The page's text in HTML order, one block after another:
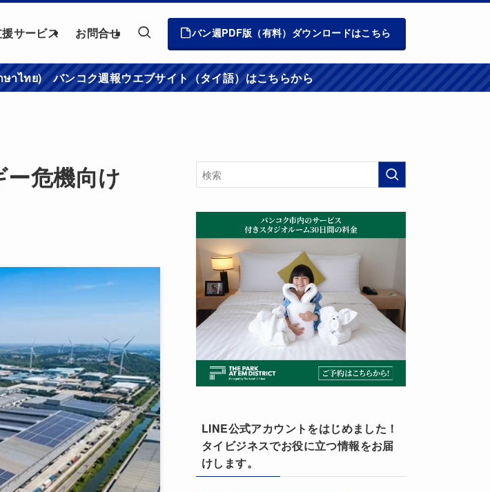
サービス お問合せ バン週PDF版（有料）ダウンロードはこちら
ทย) バンコク週報ウエブサイト（タイ語）はこちらから
ー危機向け
LINE公式アカウントをはじめました！
タイビジネスでお役に立つ情報をお届
けします。